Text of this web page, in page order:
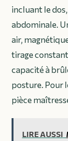
incluant le
abdominale.
air,
tirage
capacité à
posture. Pour
pièce
LIRE AUSSI